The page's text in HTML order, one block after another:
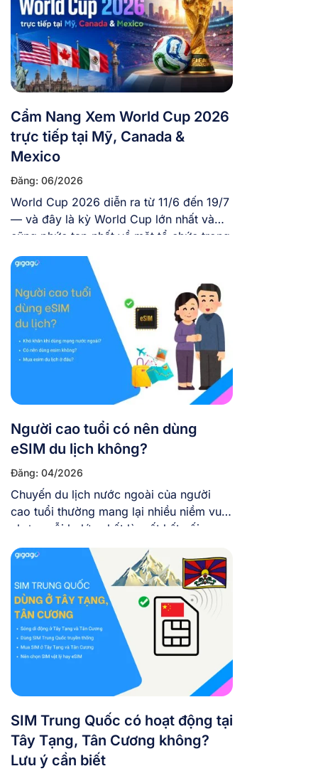
Cẩm Nang Xem World Cup 2026
trực tiếp tại Mỹ, Canada &
Mexico
Đăng: 06/2026
World Cup 2026 diễn ra từ 11/6 đến 19/7
— và đây là kỳ World Cup lớn nhất và
cũng phức tạp nhất về mặt tổ chức trong
lịch sử giải đấu với 48 đội tuyển tranh tài,
104 trận, diễn ra trên 3 quốc gia và tại 16
thành phố khác nhau. Nếu bạn […]
Người cao tuổi có nên dùng
eSIM du lịch không?
Đăng: 04/2026
Chuyến du lịch nước ngoài của người
cao tuổi thường mang lại nhiều niềm vui,
nhưng nỗi lo lớn nhất là mất kết nối –
không gọi về cho con cháu được, không
dùng Google Maps, dễ bị lạc. Chính vì
thế, việc giữ liên lạc với gia đình không
chỉ là nhu cầu mà […]
SIM Trung Quốc có hoạt động tại
Tây Tạng, Tân Cương không?
Lưu ý cần biết